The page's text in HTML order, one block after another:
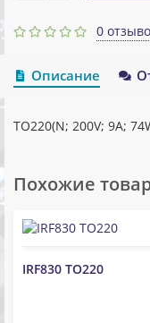
0
Описание
TO220(N; 200V; 9A;
Похожие
IRF830 TO220